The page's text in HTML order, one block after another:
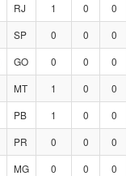
RJ 1 0 0
SP 0 0 0
GO 0 0 0
MT 1 0 0
PB 1 0 0
PR 0 0 0
MG 0 0 0